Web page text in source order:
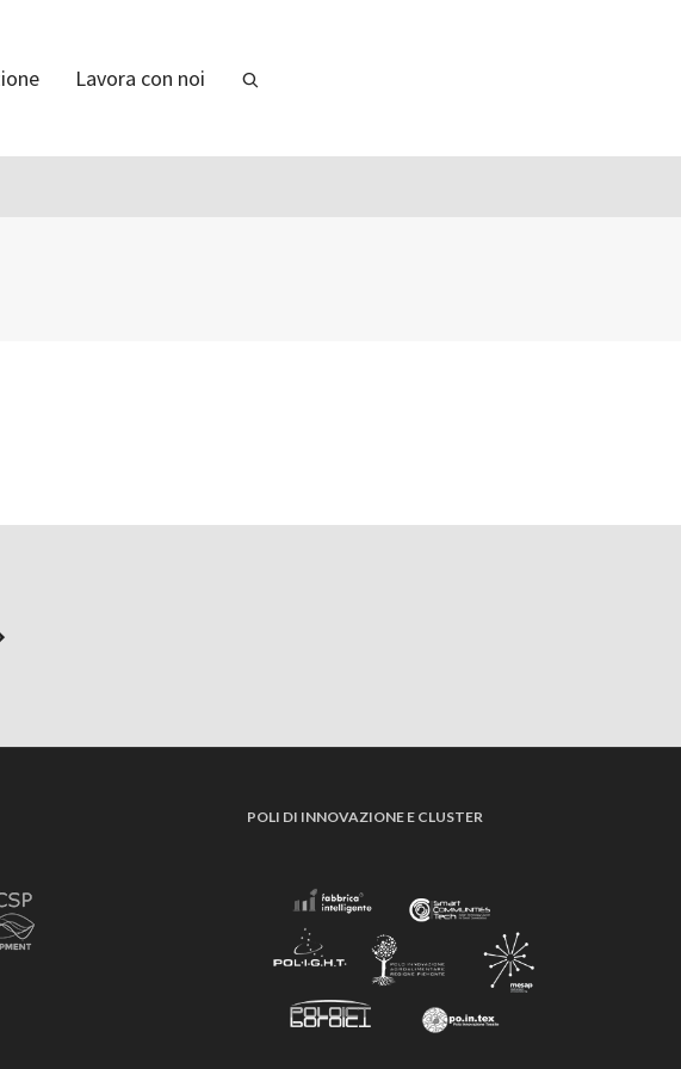
Lavora con noi
POLI DI INNOVAZIONE E CLUSTER